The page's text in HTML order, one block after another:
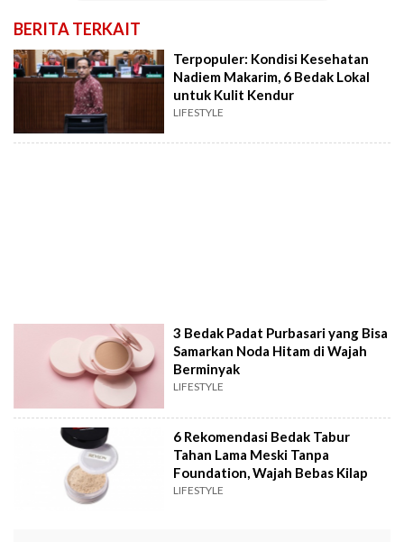
BERITA TERKAIT
Terpopuler: Kondisi Kesehatan
Nadiem Makarim, 6 Bedak Lokal
untuk Kulit Kendur
LIFESTYLE
3 Bedak Padat Purbasari yang Bisa
Samarkan Noda Hitam di Wajah
Berminyak
LIFESTYLE
6 Rekomendasi Bedak Tabur
Tahan Lama Meski Tanpa
Foundation, Wajah Bebas Kilap
LIFESTYLE